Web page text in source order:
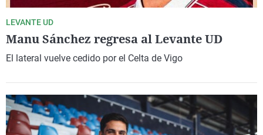
LEVANTE UD
Manu Sánchez regresa al Levante UD
El lateral vuelve cedido por el Celta de Vigo